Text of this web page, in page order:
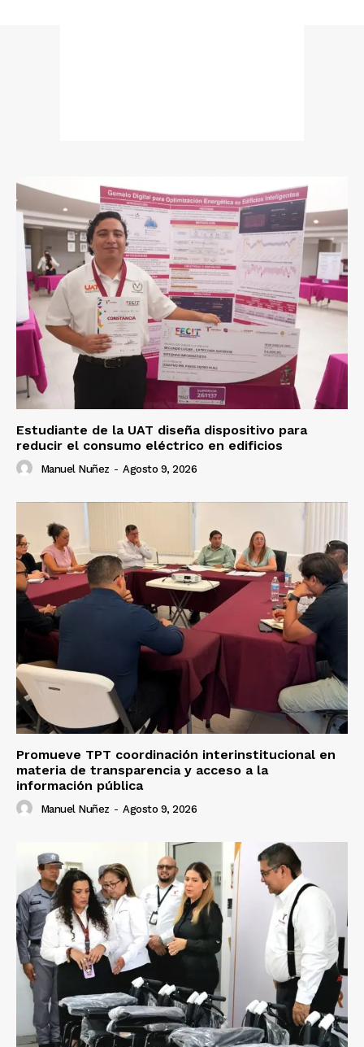
Estudiante de la UAT diseña dispositivo para
reducir el consumo eléctrico en edificios
Manuel Nuñez - Agosto 9, 2026
Promueve TPT coordinación interinstitucional en
materia de transparencia y acceso a la
información pública
Manuel Nuñez - Agosto 9, 2026